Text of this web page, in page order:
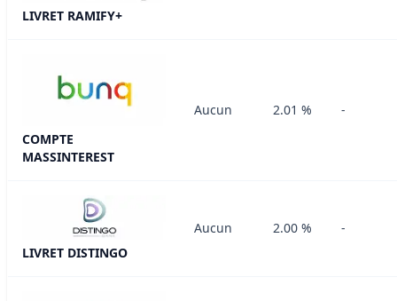
LIVRET RAMIFY+
COMPTE
MASSINTEREST
Aucun 2.01 % -
LIVRET DISTINGO
Aucun 2.00 % -